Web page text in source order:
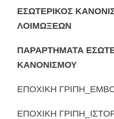
ΕΣΩΤΕΡΙΚΟΣ
ΛΟΙΜΩΞΕΩΝ
ΠΑΡΑΡΤΗΜΑΤΑ
ΚΑΝΟΝΙΣΜΟΥ
ΕΠΟΧΙΚΗ
ΕΠΟΧΙΚΗ